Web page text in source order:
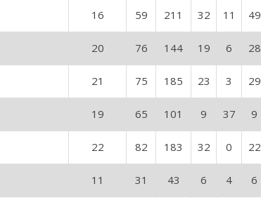
16 59 211 32 11 49
20 76 144 19 6 28
21 75 185 23 3 29
19 65 101 9 37 9
22 82 183 32 0 22
11 31 43 6 4 6